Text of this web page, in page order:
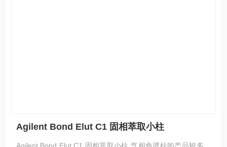
Agilent Bond Elut C1 固相萃取小柱